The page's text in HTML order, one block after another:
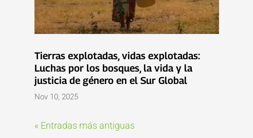
Tierras explotadas, vidas explotadas:
Luchas por los bosques, la vida y la
justicia de género en el Sur Global
Nov 10, 2025
« Entradas más antiguas